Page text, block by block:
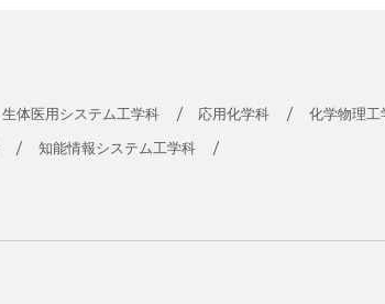
生体医用システム工学科 応用化学科 化学物理工
知能情報システム工学科